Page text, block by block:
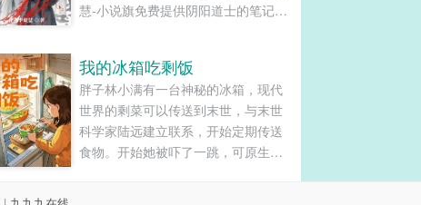
慧-小说旗免费提供阴阳道士的笔记最
我的冰箱吃剩饭
胖子林小满有一台神秘的冰箱，现代
世界的剩菜可以传送到末世，与末世
科学家陆远建立联系，开始定期传送
食物。开始她被吓了一跳，可原生家